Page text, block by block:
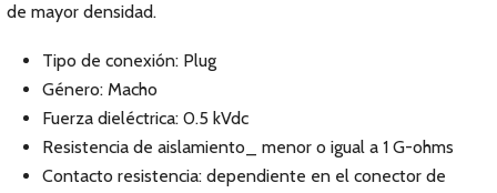
de mayor densidad.
Tipo de conexión: Plug
Género: Macho
Fuerza dieléctrica: 0.5 kVdc
Resistencia de aislamiento_ menor o igual a 1 G-ohms
Contacto resistencia: dependiente en el conector de